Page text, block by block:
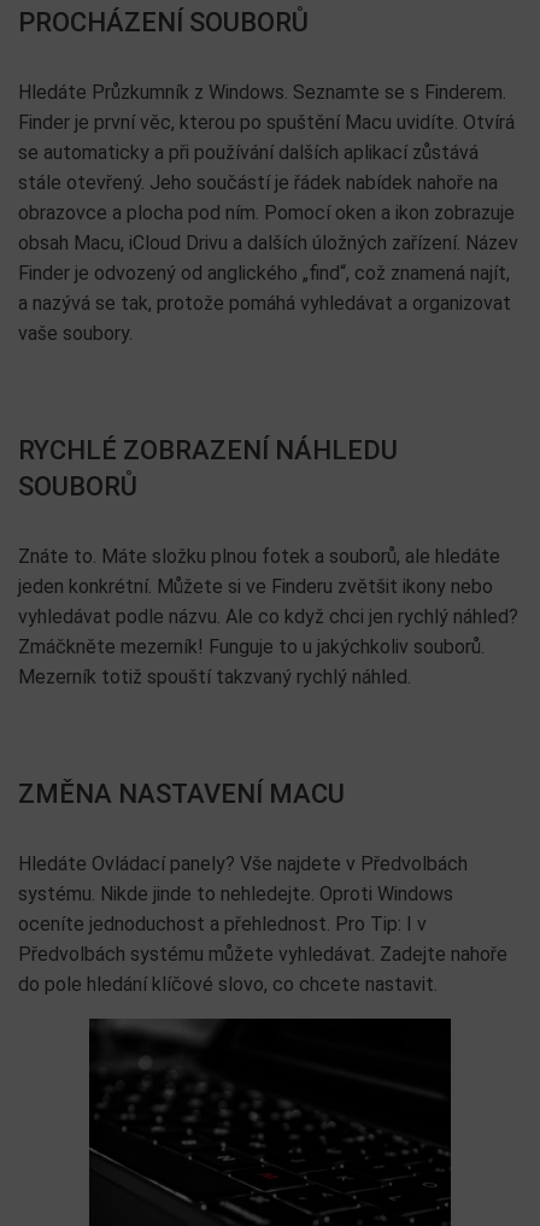
PROCHÁZENÍ SOUBORŮ
Hledáte Průzkumník z Windows. Seznamte se s Finderem.
Finder je první věc, kterou po spuštění Macu uvidíte. Otvírá
se automaticky a při používání dalších aplikací zůstává
stále otevřený. Jeho součástí je řádek nabídek nahoře na
obrazovce a plocha pod ním. Pomocí oken a ikon zobrazuje
obsah Macu, iCloud Drivu a dalších úložných zařízení. Název
Finder je odvozený od anglického „find“, což znamená najít,
a nazývá se tak, protože pomáhá vyhledávat a organizovat
vaše soubory.
RYCHLÉ ZOBRAZENÍ NÁHLEDU
SOUBORŮ
Znáte to. Máte složku plnou fotek a souborů, ale hledáte
jeden konkrétní. Můžete si ve Finderu zvětšit ikony nebo
vyhledávat podle názvu. Ale co když chci jen rychlý náhled?
Zmáčkněte mezerník! Funguje to u jakýchkoliv souborů.
Mezerník totiž spouští takzvaný rychlý náhled.
ZMĚNA NASTAVENÍ MACU
Hledáte Ovládací panely? Vše najdete v Předvolbách
systému. Nikde jinde to nehledejte. Oproti Windows
oceníte jednoduchost a přehlednost. Pro Tip: I v
Předvolbách systému můžete vyhledávat. Zadejte nahoře
do pole hledání klíčové slovo, co chcete nastavit.